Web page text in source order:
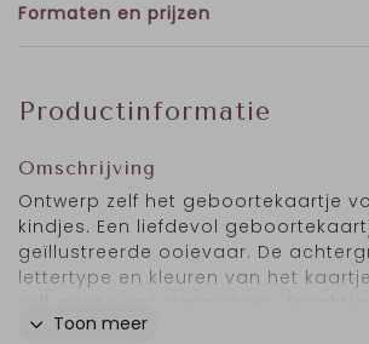
Formaten en prijzen
Productinformatie
Omschrijving
Ontwerp zelf het geboortekaartje
kindjes. Een liefdevol
geïllustreerde ooievaar. De
lettertype en kleuren van het
Hollands papier.
Toon meer